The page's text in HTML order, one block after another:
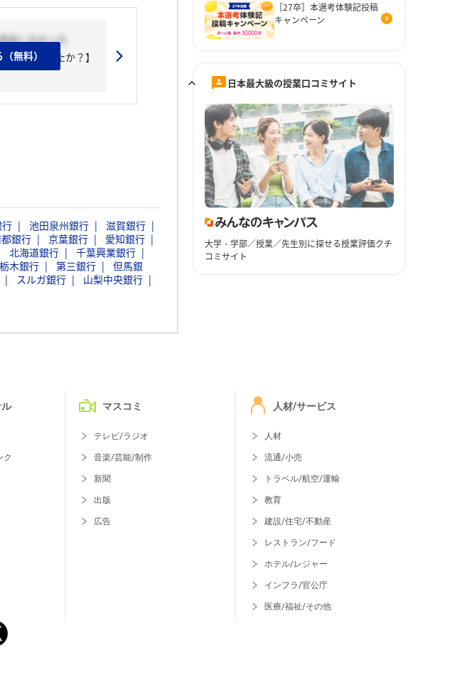
加しなかった
風にしましたか？】
無料）
池田泉州銀行
滋賀銀行
銀行 京葉銀行
愛知銀行
北海道銀行
千葉興業銀行
栃木銀行 第三銀行
但馬銀
スルガ銀行
山梨中央銀行
［27卒］本選考体験記投稿
キャンペーン
日本最大級の授業口コミサイト
大学・学部／授業／先生別に探せる授業評価クチ
コミサイト
ク
マスコミ
テレビ/ラジオ
音楽/芸能/制作
新聞
出版
広告
人材/サービス
人材
流通/小売
トラベル/航空/運輸
教育
建設/住宅/不動産
レストラン/フード
ホテル/レジャー
インフラ/官公庁
医療/福祉/その他